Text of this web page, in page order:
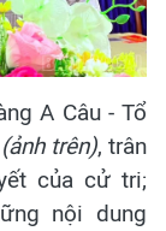
A Câu - Tổ
(ảnh trên), trân
của cử tri;
nội dung